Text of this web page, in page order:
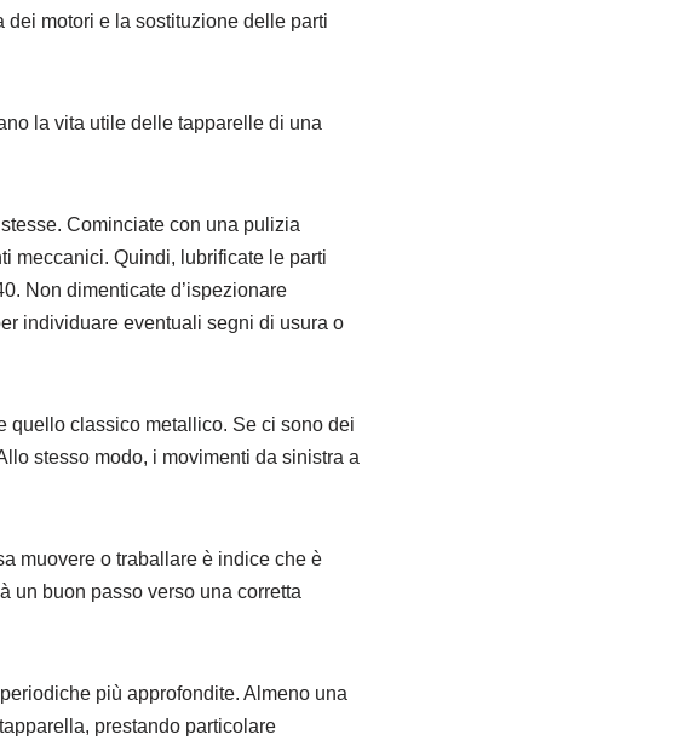
motori e la sostituzione delle parti
la vita utile delle tapparelle di una
Cominciate con una pulizia
meccanici. Quindi, lubrificate le parti
Non dimenticate d’ispezionare
individuare eventuali segni di usura o
quello classico metallico. Se ci sono dei
stesso modo, i movimenti da sinistra a
muovere o traballare è indice che è
un buon passo verso una corretta
più approfondite. Almeno una
prestando particolare